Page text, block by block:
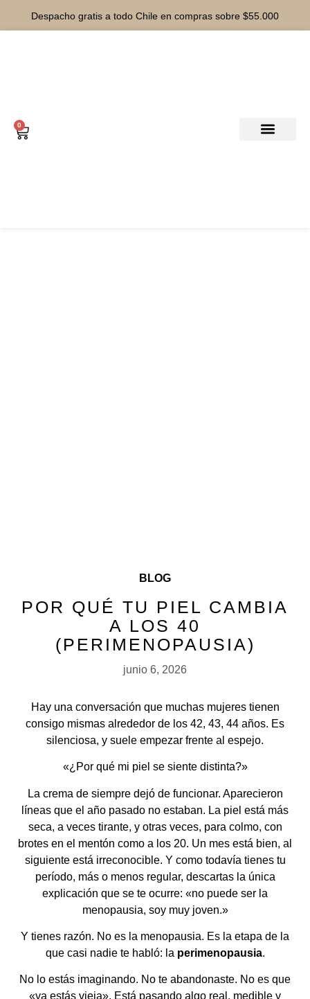
Despacho gratis a todo Chile en compras sobre $55.000
0
BLOG
POR QUÉ TU PIEL CAMBIA
A LOS 40
(PERIMENOPAUSIA)
junio 6, 2026
Hay una conversación que muchas mujeres tienen
consigo mismas alrededor de los 42, 43, 44 años. Es
silenciosa, y suele empezar frente al espejo.
«¿Por qué mi piel se siente distinta?»
La crema de siempre dejó de funcionar. Aparecieron
líneas que el año pasado no estaban. La piel está más
seca, a veces tirante, y otras veces, para colmo, con
brotes en el mentón como a los 20. Un mes está bien, al
siguiente está irreconocible. Y como todavía tienes tu
período, más o menos regular, descartas la única
explicación que se te ocurre: «no puede ser la
menopausia, soy muy joven.»
Y tienes razón. No es la menopausia. Es la etapa de la
que casi nadie te habló: la perimenopausia.
No lo estás imaginando. No te abandonaste. No es que
«ya estás vieja». Está pasando algo real, medible y